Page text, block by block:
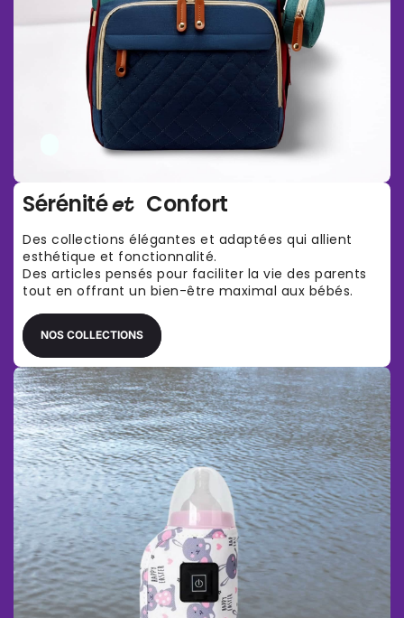
Sérénitéet Confort
Des collections élégantes et adaptées qui allient
esthétique et fonctionnalité.
Des articles pensés pour faciliter la vie des parents
tout en offrant un bien-être maximal aux bébés.
NOS COLLECTIONS